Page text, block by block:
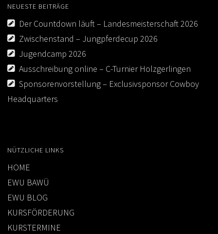
NEUESTE BEITRÄGE
Der Countdown läuft – Landesmeisterschaft 2026
Zwischenstand – Jungpferdecup 2026
Jugendcamp 2026
Ausschreibung online – C-Turnier Holzgerlingen
Sponsorenvorstellung – Exclusivsponsor Cowboy
Headquarters
NÜTZLICHE LINKS
HOME
EWU BAWÜ
EWU BLOG
KURSFÖRDERUNG
KURSTERMINE